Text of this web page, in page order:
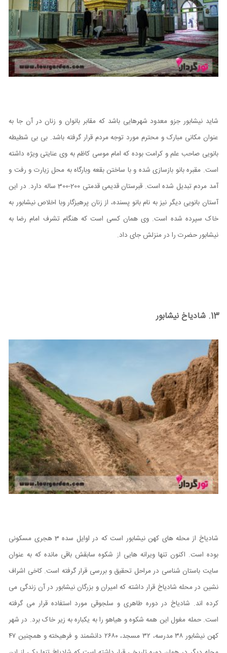
شاید نیشابور جزو معدود شهرهایی باشد که مقابر بانوان و زنان در آن جا به
عنوان مکانی مبارک و محترم مورد توجه مردم قرار گرفته باشد.بی بی شطیطه
بانویی صاحب علم و کرامت بوده که امام موسی کاظم به وی عنایتی ویژه داشته
است. مقبره بانو بازسازی شده و با ساختن بقعه وبارگاه به محل زیارت و رفت و
آمد مردم تبدیل شده است. قبرستان قدیمی قدمتی 200-300 ساله دارد. در این
آستان بانویی دیگر نیز به نام بانو پسنده، از زنان پرهیزگار وبا اخلاص نیشابور به
خاک سپرده شده است. وی همان کسی است که هنگام تشرف امام رضا به
نیشابور حضرت را در منزلش جای داد.
13. شادیاخ نیشابور
شادیاخ از محله های کهن نیشابور است که در اوایل سده 3 هجری مسکونی
بوده است. اکنون تنها ویرانه هایی از شکوه سابقش باقی مانده که به عنوان
سایت باستان شناسی در مراحل تحقیق و بررسی قرار گرفته است. کاخی اشراف
نشین در محله شادیاخ قرار داشته که امیران و بزرگان نیشابور در آن زندگی می
کرده اند. شادیاخ در دوره طاهری و سلجوقی مورد استفاده قرار می گرفته
است. حمله مغول این همه شکوه و هیاهو را به یکباره به زیر خاک برد. در شهر
کهن نیشابور ۳۸ مدرسه، ۳۲ مسجد، ۲۶۸۰ دانشمند و فرهیخته و همچنین ۴۷